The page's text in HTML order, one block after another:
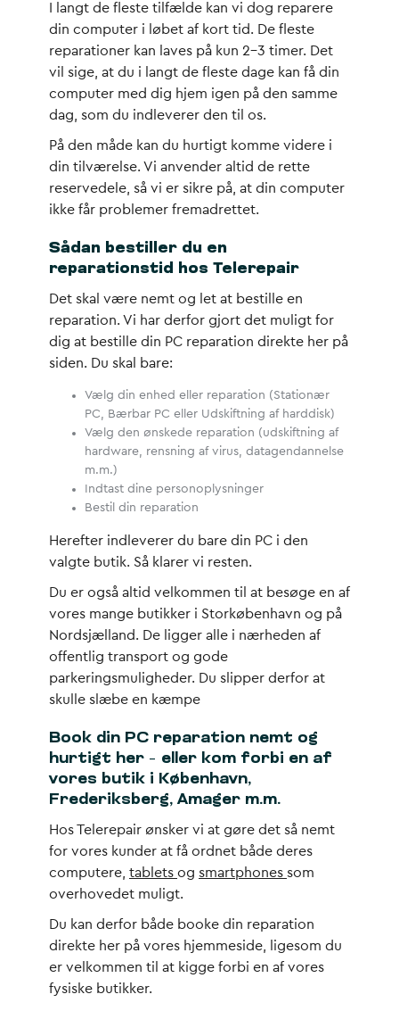
I langt de fleste tilfælde kan vi dog reparere
din computer i løbet af kort tid. De fleste
reparationer kan laves på kun 2-3 timer. Det
vil sige, at du i langt de fleste dage kan få din
computer med dig hjem igen på den samme
dag, som du indleverer den til os.
På den måde kan du hurtigt komme videre i
din tilværelse. Vi anvender altid de rette
reservedele, så vi er sikre på, at din computer
ikke får problemer fremadrettet.
Sådan bestiller du en
reparationstid hos Telerepair
Det skal være nemt og let at bestille en
reparation. Vi har derfor gjort det muligt for
dig at bestille din PC reparation direkte her på
siden. Du skal bare:
Vælg din enhed eller reparation (Stationær
PC, Bærbar PC eller Udskiftning af harddisk)
Vælg den ønskede reparation (udskiftning af
hardware, rensning af virus, datagendannelse
m.m.)
Indtast dine personoplysninger
Bestil din reparation
Herefter indleverer du bare din PC i den
valgte butik. Så klarer vi resten.
Du er også altid velkommen til at besøge en af
vores mange butikker i Storkøbenhavn og på
Nordsjælland. De ligger alle i nærheden af
offentlig transport og gode
parkeringsmuligheder. Du slipper derfor at
skulle slæbe en kæmpe
Book din PC reparation nemt og
hurtigt her – eller kom forbi en af
vores butik i København,
Frederiksberg, Amager m.m.
Hos Telerepair ønsker vi at gøre det så nemt
for vores kunder at få ordnet både deres
computere, tablets og smartphones som
overhovedet muligt.
Du kan derfor både booke din reparation
direkte her på vores hjemmeside, ligesom du
er velkommen til at kigge forbi en af vores
fysiske butikker.